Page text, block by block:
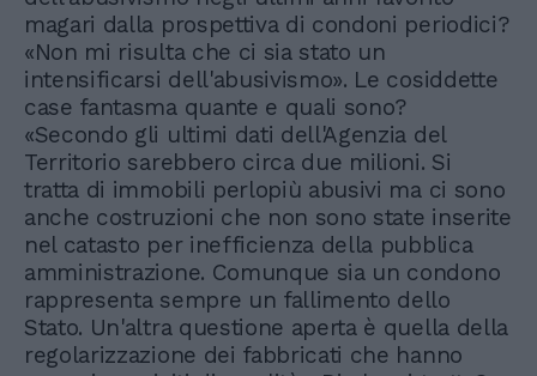
magari dalla prospettiva di condoni periodici?
«Non mi risulta che ci sia stato un
intensificarsi dell'abusivismo». Le cosiddette
case fantasma quante e quali sono?
«Secondo gli ultimi dati dell'Agenzia del
Territorio sarebbero circa due milioni. Si
tratta di immobili perlopiù abusivi ma ci sono
anche costruzioni che non sono state inserite
nel catasto per inefficienza della pubblica
amministrazione. Comunque sia un condono
rappresenta sempre un fallimento dello
Stato. Un'altra questione aperta è quella della
regolarizzazione dei fabbricati che hanno